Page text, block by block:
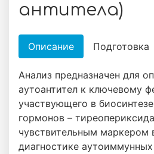
антитела)
Описание Подготовка
Анализ предназначен для
аутоантител к ключевому
участвующего в
гормонов –
чувствительным маркером
диагностике